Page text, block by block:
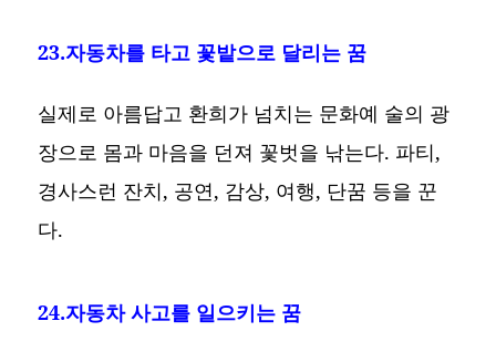
23.자동차를 타고 꽃밭으로 달리는 꿈
실제로 아름답고 환희가 넘치는 문화예 술의 광
장으로 몸과 마음을 던져 꽃벗을 낚는다. 파티,
경사스런 잔치, 공연, 감상, 여행, 단꿈 등을 꾼
다.
24.자동차 사고를 일으키는 꿈